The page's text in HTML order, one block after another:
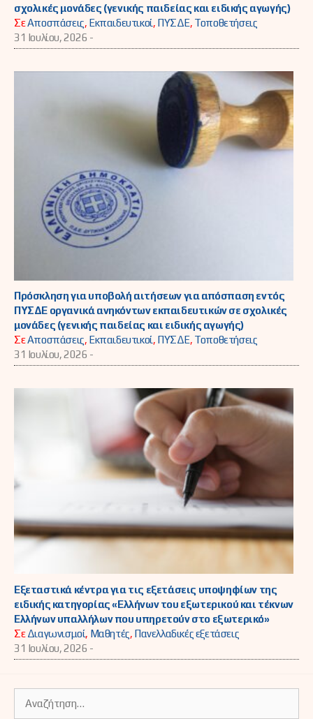
σχολικές μονάδες (γενικής παιδείας και ειδικής αγωγής)
ΣεΑποσπάσεις, Εκπαιδευτικοί, ΠΥΣΔΕ, Τοποθετήσεις
31 Ιουλίου, 2026 -
Πρόσκληση για υποβολή αιτήσεων για απόσπαση εντός
ΠΥΣΔΕ οργανικά ανηκόντων εκπαιδευτικών σε σχολικές
μονάδες (γενικής παιδείας και ειδικής αγωγής)
ΣεΑποσπάσεις, Εκπαιδευτικοί, ΠΥΣΔΕ, Τοποθετήσεις
31 Ιουλίου, 2026 -
Εξεταστικά κέντρα για τις εξετάσεις υποψηφίων της
ειδικής κατηγορίας «Ελλήνων του εξωτερικού και τέκνων
Ελλήνων υπαλλήλων που υπηρετούν στο εξωτερικό»
ΣεΔιαγωνισμοί, Μαθητές, Πανελλαδικές εξετάσεις
31 Ιουλίου, 2026 -
για: